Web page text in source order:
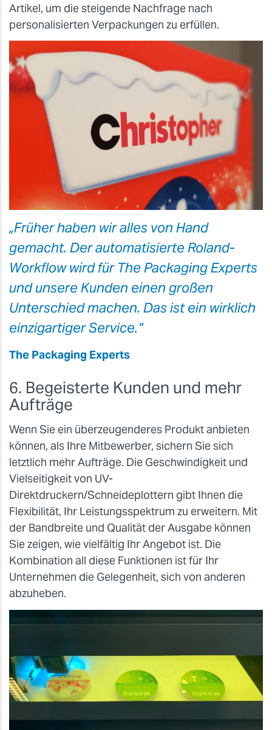
Artikel, um die steigende Nachfrage nach
personalisierten Verpackungen zu erfüllen.
„Früher haben wir alles von Hand
gemacht. Der automatisierte Roland-
Workflow wird für The Packaging Experts
und unsere Kunden einen großen
Unterschied machen. Das ist ein wirklich
einzigartiger Service.“
The Packaging Experts
6. Begeisterte Kunden und mehr
Aufträge
Wenn Sie ein überzeugenderes Produkt anbieten
können, als Ihre Mitbewerber, sichern Sie sich
letztlich mehr Aufträge. Die Geschwindigkeit und
Vielseitigkeit von UV-
Direktdruckern/Schneideplottern gibt Ihnen die
Flexibilität, Ihr Leistungsspektrum zu erweitern. Mit
der Bandbreite und Qualität der Ausgabe können
Sie zeigen, wie vielfältig Ihr Angebot ist. Die
Kombination all diese Funktionen ist für Ihr
Unternehmen die Gelegenheit, sich von anderen
abzuheben.